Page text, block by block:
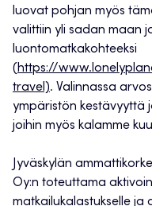
luovat pohjan myös
valittiin yli sadan maan
luontomatkakohteeksi
(https://
travel). Valinnassa
ympäristön kestävyyttä
joihin myös kalamme
Jyväskylän
Oy:n toteuttama
matkailukalastukselle ja